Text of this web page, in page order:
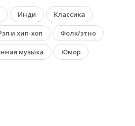
Инди Классика
и хип-хоп Фолк/этно
музыка Юмор